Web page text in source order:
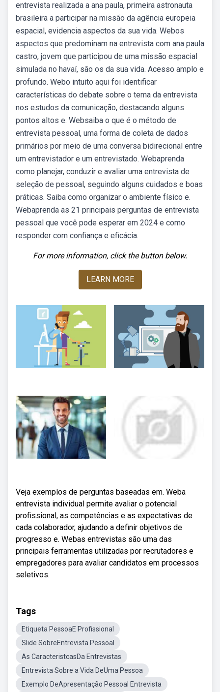
entrevista realizada a ana paula, primeira astronauta
brasileira a participar na missão da agência europeia
espacial, evidencia aspectos da sua vida. Webos
aspectos que predominam na entrevista com ana paula
castro, jovem que participou de uma missão espacial
simulada no havaí, são os da sua vida. Acesso amplo e
profundo. Webo intuito aqui foi identificar
características do debate sobre o tema da entrevista
nos estudos da comunicação, destacando alguns
pontos altos e. Websaiba o que é o método de
entrevista pessoal, uma forma de coleta de dados
primários por meio de uma conversa bidirecional entre
um entrevistador e um entrevistado. Webaprenda
como planejar, conduzir e avaliar uma entrevista de
seleção de pessoal, seguindo alguns cuidados e boas
práticas. Saiba como organizar o ambiente físico e.
Webaprenda as 21 principais perguntas de entrevista
pessoal que você pode esperar em 2024 e como
responder com confiança e eficácia.
For more information, click the button below.
LEARN MORE
Veja exemplos de perguntas baseadas em. Weba
entrevista individual permite avaliar o potencial
profissional, as competências e as expectativas de
cada colaborador, ajudando a definir objetivos de
progresso e. Webas entrevistas são uma das
principais ferramentas utilizadas por recrutadores e
empregadores para avaliar candidatos em processos
seletivos.
Tags
Etiqueta PessoaE Profissional
Slide SobreEntrevista Pessoal
As CaracteristcasDa Entrevistas
Entrevista Sobre a Vida DeUma Pessoa
Exemplo DeApresentação Pessoal Entrevista